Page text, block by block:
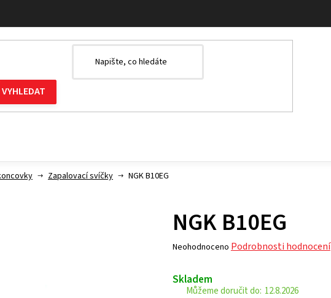
Zapalovací svíčky NGK B10EG
NGK B10EG
Průměrné
produktu
je
Neohodnoceno Podrobnosti hodnocení
Skladem
12.8.2026